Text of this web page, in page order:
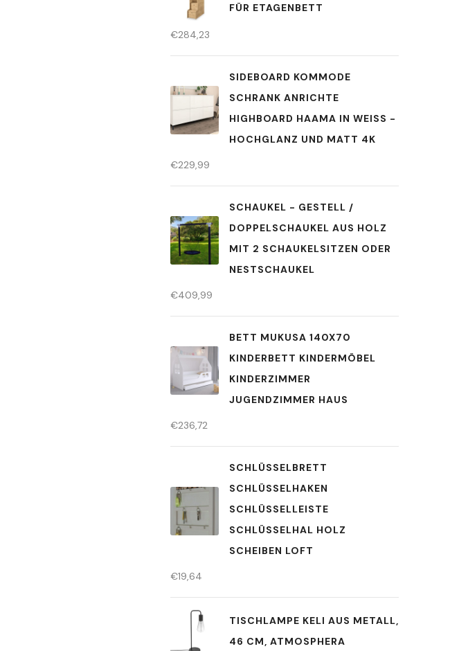
FÜR ETAGENBETT
€284,23
SIDEBOARD KOMMODE
SCHRANK ANRICHTE
HIGHBOARD HAAMA IN WEISS - H
OCHGLANZ UND MATT 4K
€229,99
SCHAUKEL - GESTELL /
DOPPELSCHAUKEL AUS HOLZ
MIT 2 SCHAUKELSITZEN ODER
NESTSCHAUKEL
€409,99
BETT MUKUSA 140X70
KINDERBETT KINDERMÖBEL
KINDERZIMMER
JUGENDZIMMER HAUS
€236,72
SCHLÜSSELBRETT
SCHLÜSSELHAKEN
SCHLÜSSELLEISTE
SCHLÜSSELHAL HOLZ
SCHEIBEN LOFT
€19,64
TISCHLAMPE KELI AUS METALL,
46 CM, ATMOSPHERA